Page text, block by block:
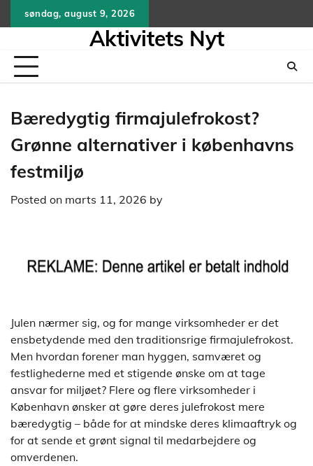
to
søndag, august 9, 2026
Aktivitets Nyt
Bæredygtig firmajulefrokost?
Grønne alternativer i københavns
festmiljø
Posted on marts 11, 2026 by
Julen nærmer sig, og for mange virksomheder er det
ensbetydende med den traditionsrige firmajulefrokost.
Men hvordan forener man hyggen, samværet og
festlighederne med et stigende ønske om at tage
ansvar for miljøet? Flere og flere virksomheder i
København ønsker at gøre deres julefrokost mere
bæredygtig – både for at mindske deres klimaaftryk og
for at sende et grønt signal til medarbejdere og
omverdenen.